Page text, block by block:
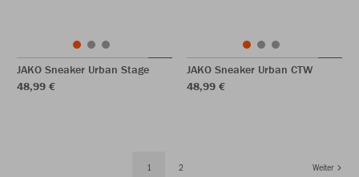
JAKO Sneaker Urban Stage
48,99 €
JAKO Sneaker Urban CTW
48,99 €
1 2 Weiter